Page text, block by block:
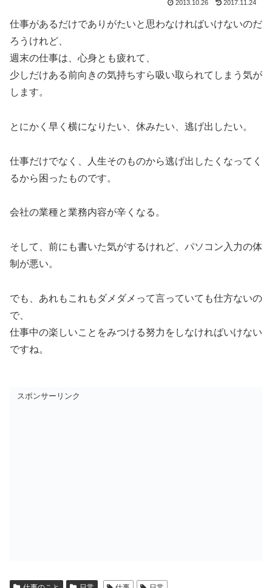
2013.10.26 2017.11.24
仕事があるだけでありがたいと思わなければいけないのだ
ろうけれど、
週末の仕事は、心身とも疲れて、
少しだけある前向きの気持ちすら吸い取られてしまう気が
します。
とにかく早く横になりたい、休みたい、逃げ出したい。
仕事だけでなく、人生そのものから逃げ出したくなってく
るから困ったものです。
会社の業種と業務内容が辛くなる。
そして、前にも書いた気がするけれど、パソコン入力の体
制が悪い。
でも、あれもこれもダメダメって言っていても仕方ないの
で、
仕事中の楽しいことをみつける努力をしなければいけない
ですね。
スポンサーリンク